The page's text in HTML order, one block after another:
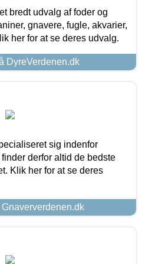
bredt udvalg af foder og
gnavere, fugle, akvarier,
her for at se deres udvalg.
DyreVerdenen.dk
sig indenfor
derfor altid de bedste
Klik her for at se deres